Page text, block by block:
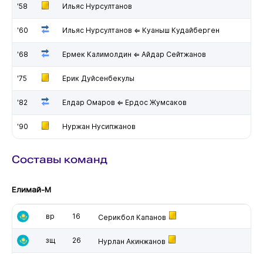
'58 Ильяс Нурсултанов
'60 Ильяс Нурсултанов ⇐ Куаныш Кудайберген
'68 Ермек Калимолдин ⇐ Айдар Сейтжанов
'75 Ерик Дуйсенбекулы
'82 Елдар Омаров ⇐ Ердос Жумсаков
'90 Нуржан Нусипжанов
Составы команд
Елимай-М
вр 16 Серикбол Капанов
зщ 26 Нурлан Акинжанов